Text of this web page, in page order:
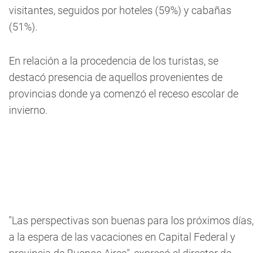
visitantes, seguidos por hoteles (59%) y cabañas
(51%).
En relación a la procedencia de los turistas, se
destacó presencia de aquellos provenientes de
provincias donde ya comenzó el receso escolar de
invierno.
"Las perspectivas son buenas para los próximos días,
a la espera de las vacaciones en Capital Federal y